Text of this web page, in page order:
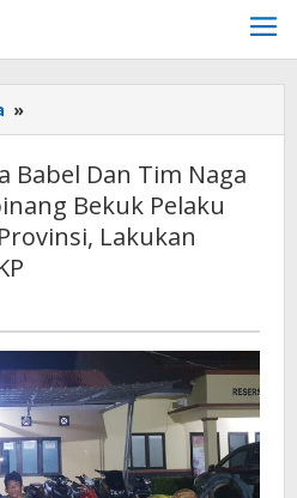
»
Jatanras
Babel
Dan
Tim
Bekuk
Curanmor
Lintas
Provinsi,
Lakukan
Pencurian
Babel Dan Tim Naga
Bekuk Pelaku
Lakukan